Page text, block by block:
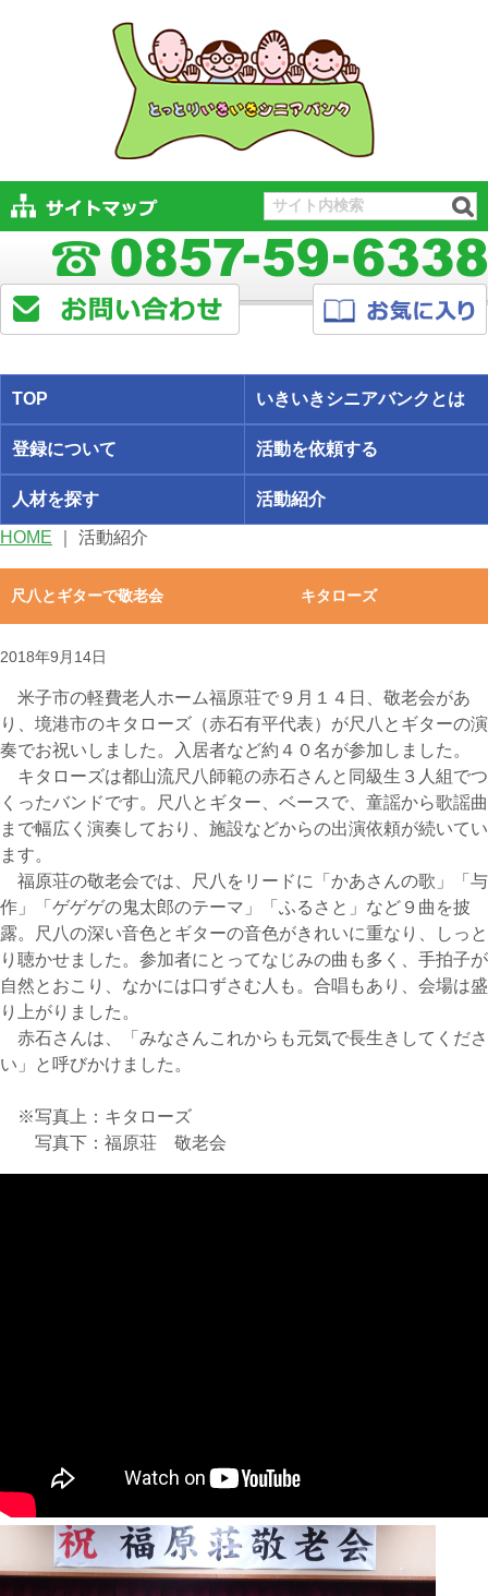
TOP いきいきシニアバンクとは
登録について 活動を依頼する
人材を探す 活動紹介
HOME 活動紹介
尺八とギターで敬老会 キタローズ
2018年9月14日
米子市の軽費老人ホーム福原荘で９月１４日、敬老会があ
り、境港市のキタローズ（赤石有平代表）が尺八とギターの演
奏でお祝いしました。入居者など約４０名が参加しました。
キタローズは都山流尺八師範の赤石さんと同級生３人組でつ
くったバンドです。尺八とギター、ベースで、童謡から歌謡曲
まで幅広く演奏しており、施設などからの出演依頼が続いてい
ます。
福原荘の敬老会では、尺八をリードに「かあさんの歌」「与
作」「ゲゲゲの鬼太郎のテーマ」「ふるさと」など９曲を披
露。尺八の深い音色とギターの音色がきれいに重なり、しっと
り聴かせました。参加者にとってなじみの曲も多く、手拍子が
自然とおこり、なかには口ずさむ人も。合唱もあり、会場は盛
り上がりました。
赤石さんは、「みなさんこれからも元気で長生きしてくださ
い」と呼びかけました。
※写真上：キタローズ
写真下：福原荘 敬老会